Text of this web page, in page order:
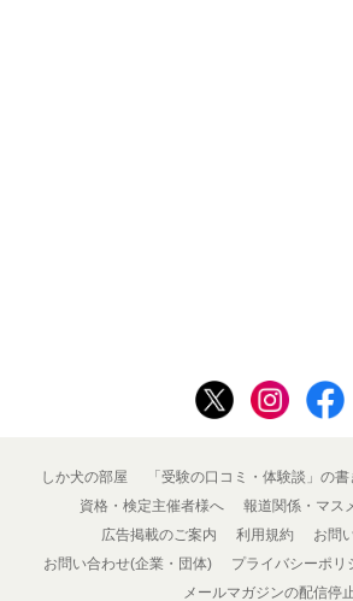
しか犬の部屋 「受験の口コミ・体験談」の
資格・検定主催者様へ
報道関係・マス
広告掲載のご案内
利用規約
お問
お問い合わせ(企業・団体)
プライバシーポリ
メールマガジンの配信停